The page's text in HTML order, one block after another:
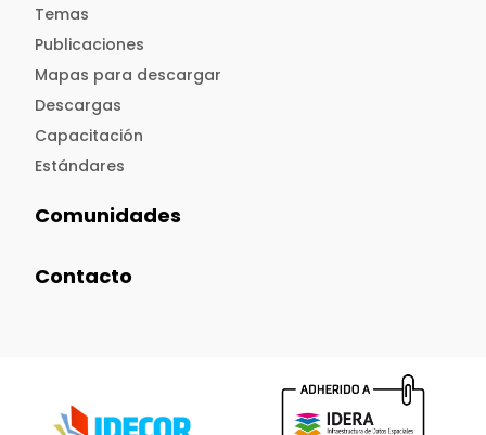
Temas
Publicaciones
Mapas para descargar
Descargas
Capacitación
Estándares
Comunidades
Contacto